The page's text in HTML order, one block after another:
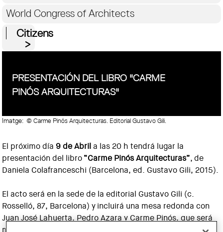
World Congress of Architects
Citizens
PRESENTACIÓN DEL LIBRO "CARME
PINÓS ARQUITECTURAS"
Imatge: © Carme Pinós Arquitecturas. Editorial Gustavo Gili.
El próximo día 9 de Abrila las 20 h tendrá lugar la
presentación del libro“Carme Pinós Arquitecturas”, de
Daniela Colafranceschi (Barcelona, ed. Gustavo Gili, 2015).
El acto será en la sede de la editorial Gustavo Gili (c.
Rosselló, 87, Barcelona) y incluirá una mesa redonda con
Juan José Lahuerta, Pedro Azara y Carme Pinós, que será
moderada por Daniela Colafranceschi.